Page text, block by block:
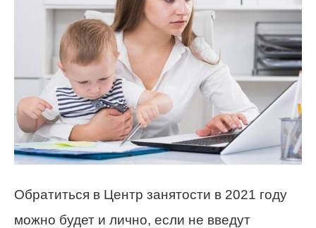
Обратиться в Центр занятости в 2021 году
можно будет и лично, если не введут